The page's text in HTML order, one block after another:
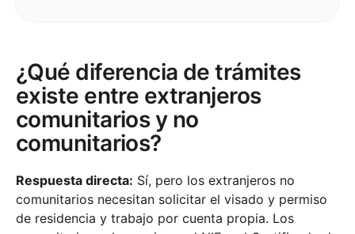
¿Qué diferencia de trámites
existe entre extranjeros
comunitarios y no
comunitarios?
Respuesta directa: Sí, pero los extranjeros no
comunitarios necesitan solicitar el visado y permiso
de residencia y trabajo por cuenta propia. Los